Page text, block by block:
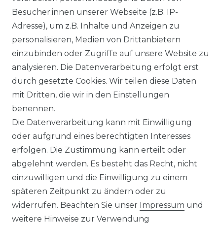
Ähnlicher Artikel
Artikelpaket :
UVP 49,99 €
ab 47,99 € *
Impressum Daten­schutz­erklärung
Besucher:innen unserer Webseite (z.B. IP-
Adresse), um z.B. Inhalte und Anzeigen zu
personalisieren, Medien von Drittanbietern
einzubinden oder Zugriffe auf unsere Website zu
analysieren. Die Datenverarbeitung erfolgt erst
durch gesetzte Cookies. Wir teilen diese Daten
mit Dritten, die wir in den Einstellungen
benennen.
Die Datenverarbeitung kann mit Einwilligung
oder aufgrund eines berechtigten Interesses
erfolgen. Die Zustimmung kann erteilt oder
abgelehnt werden. Es besteht das Recht, nicht
einzuwilligen und die Einwilligung zu einem
späteren Zeitpunkt zu ändern oder zu
widerrufen. Beachten Sie unser Impressum und
weitere Hinweise zur Verwendung